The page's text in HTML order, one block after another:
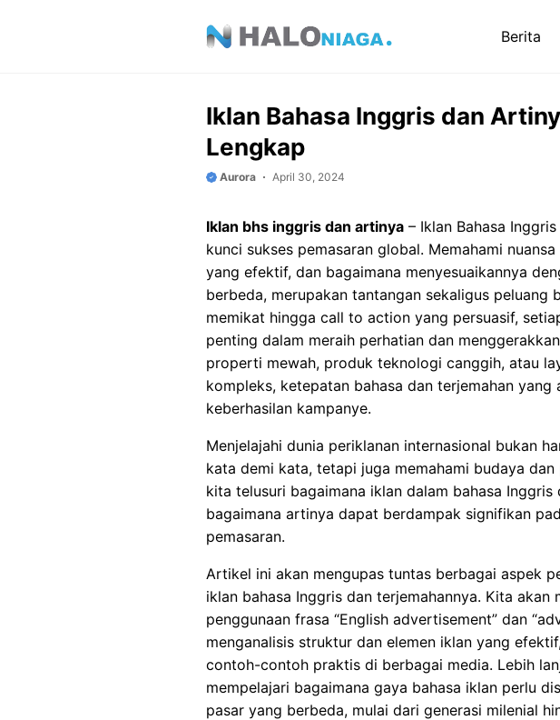
Berita
Iklan Bahasa Inggris dan
Lengkap
Aurora April 30, 2024
Iklan bhs inggris dan artinya – Iklan Bahasa
kunci sukses pemasaran global. Memahami
yang efektif, dan bagaimana menyesuaikannya
berbeda, merupakan tantangan sekaligus peluang
memikat hingga call to action yang persuasif,
penting dalam meraih perhatian dan
properti mewah, produk teknologi canggih, atau
kompleks, ketepatan bahasa dan terjemahan yang
keberhasilan kampanye.
Menjelajahi dunia periklanan internasional bukan
kata demi kata, tetapi juga memahami budaya dan
kita telusuri bagaimana iklan dalam bahasa Inggris
bagaimana artinya dapat berdampak signifikan
pemasaran.
Artikel ini akan mengupas tuntas berbagai aspek
iklan bahasa Inggris dan terjemahannya. Kita akan
penggunaan frasa “English advertisement” dan
menganalisis struktur dan elemen iklan yang
contoh-contoh praktis di berbagai media. Lebih
mempelajari bagaimana gaya bahasa iklan perlu
pasar yang berbeda, mulai dari generasi milenial